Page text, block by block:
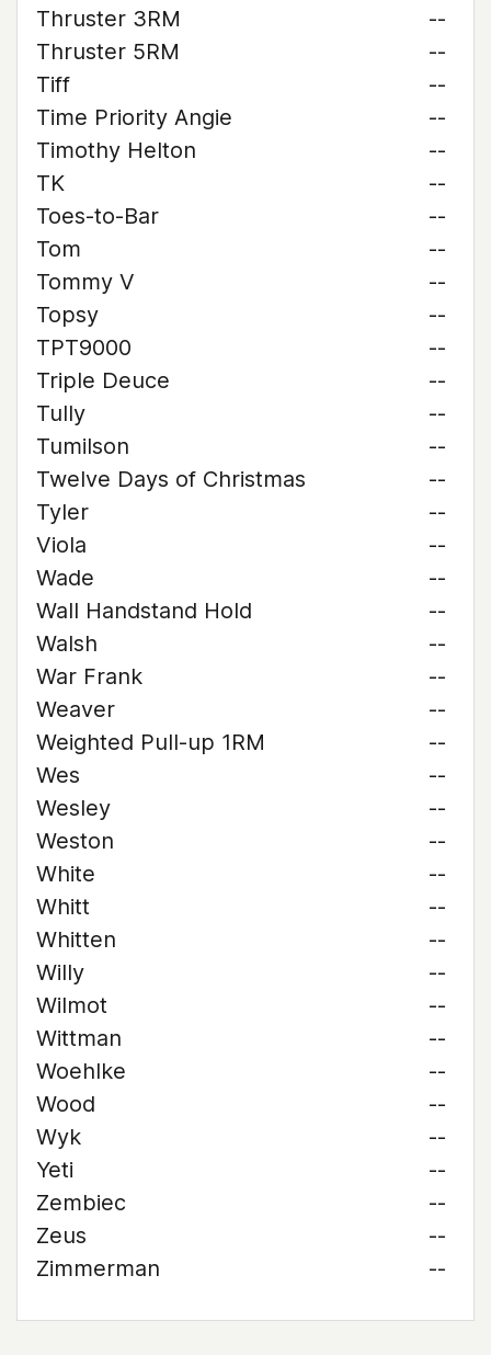
Thruster 3RM
--
Thruster 5RM
--
Tiff
--
Time Priority Angie
--
Timothy Helton
--
TK
--
Toes-to-Bar
--
Tom
--
Tommy V
--
Topsy
--
TPT9000
--
Triple Deuce
--
Tully
--
Tumilson
--
Twelve Days of Christmas
--
Tyler
--
Viola
--
Wade
--
Wall Handstand Hold
--
Walsh
--
War Frank
--
Weaver
--
Weighted Pull-up 1RM
--
Wes
--
Wesley
--
Weston
--
White
--
Whitt
--
Whitten
--
Willy
--
Wilmot
--
Wittman
--
Woehlke
--
Wood
--
Wyk
--
Yeti
--
Zembiec
--
Zeus
--
Zimmerman
--